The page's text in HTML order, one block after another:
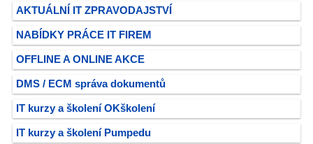
AKTUÁLNÍ IT ZPRAVODAJSTVÍ
NABÍDKY PRÁCE IT FIREM
OFFLINE A ONLINE AKCE
DMS / ECM správa dokumentů
IT kurzy a školení OKškolení
IT kurzy a školení Pumpedu